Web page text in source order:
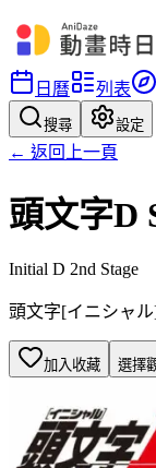
日曆 列表
搜尋 設定
← 返回上一頁
頭文字D
Initial D 2nd Stage
頭文字[イニシャ
加入收藏 選擇